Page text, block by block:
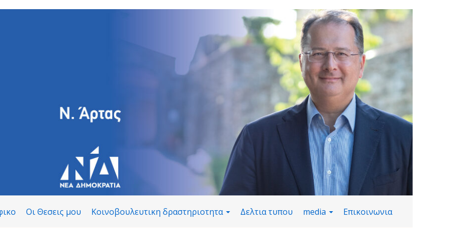
Οι Θεσεις μου Κοινοβουλευτικη δραστηριοτητα Δελτια τυπου media Επικοινωνια